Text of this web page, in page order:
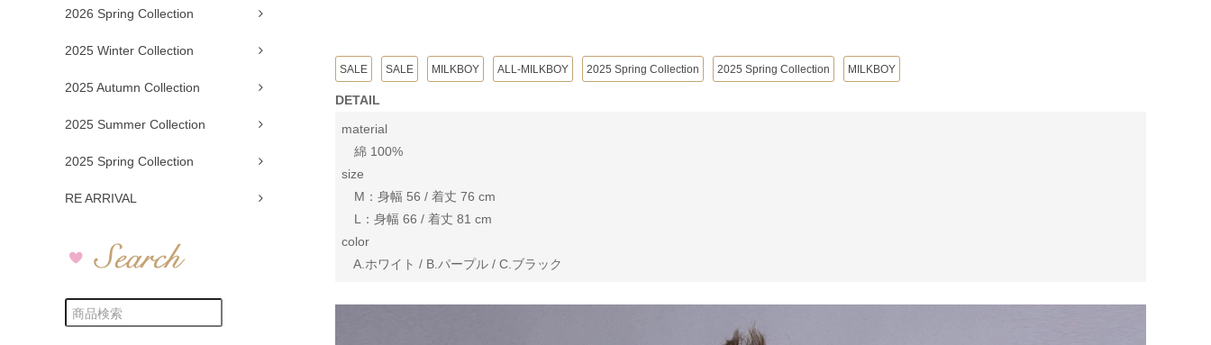
2026 Spring Collection
2025 Winter Collection
2025 Autumn Collection
2025 Summer Collection
2025 Spring Collection
RE ARRIVAL
SALE SALE MILKBOY ALL-MILKBOY 2025 Spring Collection 2025 Spring Collection MILKBOY
DETAIL
material
綿 100%
size
M：身幅 56 / 着丈 76 cm
L：身幅 66 / 着丈 81 cm
color
A.ホワイト / B.パープル / C.ブラック